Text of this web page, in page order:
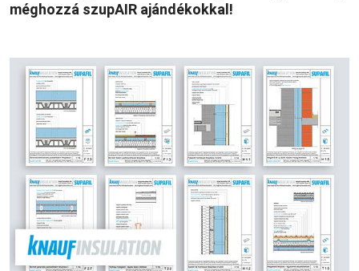
méghozzá szupAIR ajándékokkal!